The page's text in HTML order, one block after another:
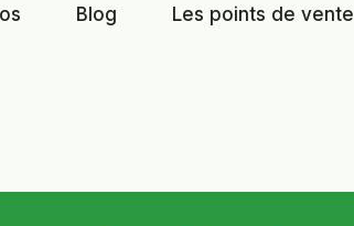
Blog Les points de vente